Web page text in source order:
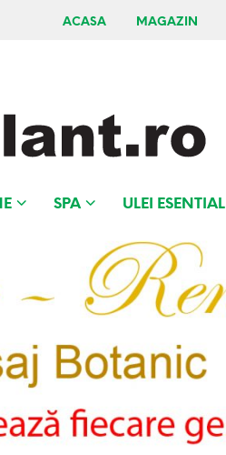
ACASA MAGAZIN
SPA ULEI ESENTIAL